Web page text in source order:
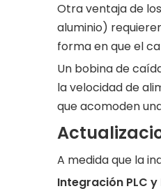
Otra ventaja de
aluminio)
forma en que el
Un bobina de
la velocidad de
que acomoden
A medida que la
Integración PLC y